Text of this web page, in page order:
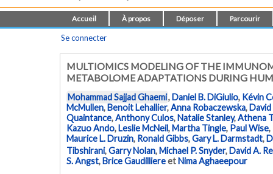
Accueil À propos Déposer Parcourir
Se connecter
MULTIOMICS MODELING OF THE
METABOLOME ADAPTATIONS DURING
Mohammad Sajjad Ghaemi,Daniel B. DiGiulio, Kévin
McMullen,Benoit Lehallier,Anna Robaczewska,
Quaintance,Anthony Culos,Natalie Stanley,Athena
Kazuo Ando,Leslie McNeil,Martha Tingle, Paul Wise,
Maurice L. Druzin, Ronald Gibbs,Gary L. Darmstadt,
Tibshirani,Garry Nolan,Michael P. Snyder,David A.
S. Angst,Brice GaudilliereetNima Aghaeepour